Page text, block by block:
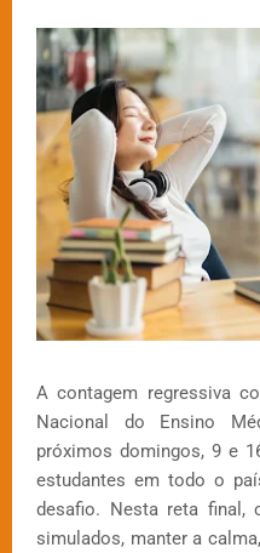
A contagem regressiva
Nacional do Ensino
próximos domingos, 9 e
estudantes em todo o
desafio. Nesta reta
simulados, manter a